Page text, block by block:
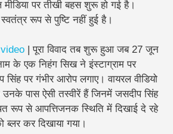
पर तीखी बहस शुरू हो गई है।
स्वतंत्र रूप से पुष्टि नहीं हुई है।
video | पूरा विवाद तब शुरू हुआ जब 27 जून
के एक निहंग सिख ने इंस्टाग्राम पर
सिंह पर गंभीर आरोप लगाए। वायरल वीडियो
उनके पास ऐसी तस्वीरें हैं जिनमें जसदीप सिंह
रूप से आपत्तिजनक स्थिति में दिखाई दे रहे
ब्लर कर दिखाया गया।